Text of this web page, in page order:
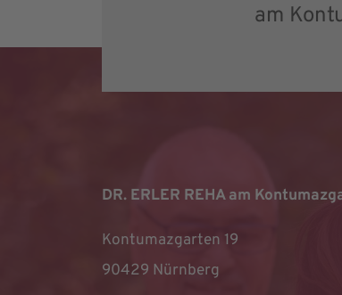
am
DR. ERLER REHA am
Kontumazgarten 19
90429 Nürnberg